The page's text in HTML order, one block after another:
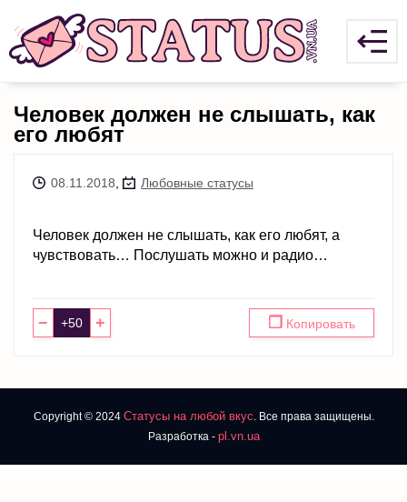
Человек должен не слышать, как
его любят
08.11.2018 Любовные статусы
Человек должен не слышать, как его любят, а
чувствовать… Послушать можно и радио…
− + ❐ Копировать
Copyright © 2024 Статусы на любой вкус. Все права защищены.
Разработка - pl.vn.ua